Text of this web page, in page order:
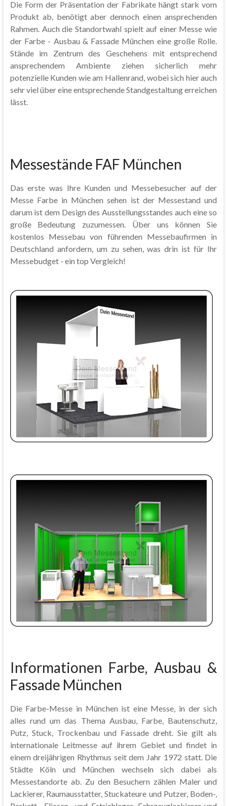
Die Form der Präsentation der Fabrikate hängt stark vom
Produkt ab, benötigt aber dennoch einen ansprechenden
Rahmen. Auch die Standortwahl spielt auf einer Messe wie
der Farbe - Ausbau & Fassade München eine große Rolle.
Stände im Zentrum des Geschehens mit entsprechend
ansprechendem Ambiente ziehen sicherlich mehr
potenzielle Kunden wie am Hallenrand, wobei sich hier auch
sehr viel über eine entsprechende Standgestaltung erreichen
lässt.
Messestände FAF München
Das erste was Ihre Kunden und Messebesucher auf der
Messe Farbe in München sehen ist der Messestand und
darum ist dem Design des Ausstellungsstandes auch eine so
große Bedeutung zuzumessen. Über uns können Sie
kostenlos Messebau von führenden Messebaufirmen in
Deutschland anfordern, um zu sehen, was drin ist für Ihr
Messebudget - ein top Vergleich!
Informationen Farbe, Ausbau &
Fassade München
Die Farbe-Messe in München ist eine Messe, in der sich
alles rund um das Thema Ausbau, Farbe, Bautenschutz,
Putz, Stuck, Trockenbau und Fassade dreht. Sie gilt als
internationale Leitmesse auf ihrem Gebiet und findet in
einem dreijährigen Rhythmus seit dem Jahr 1972 statt. Die
Städte Köln und München wechseln sich dabei als
Messestandorte ab. Zu den Besuchern zählen Maler und
Lackierer, Raumausstatter, Stuckateure und Putzer, Boden-,